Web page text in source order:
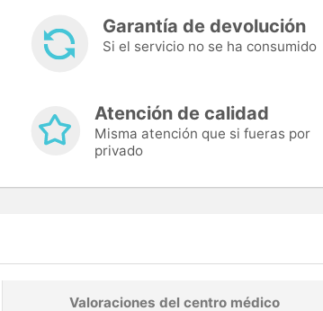
Garantía de devolución
Si el servicio no se ha consumido
Atención de calidad
Misma atención que si fueras por
privado
Valoraciones del centro médico